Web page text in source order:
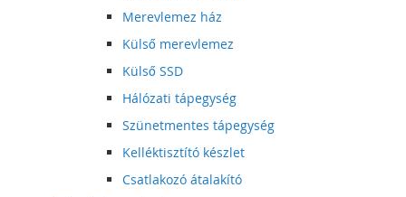
Merevlemez ház
Külső merevlemez
Külső SSD
Hálózati tápegység
Szünetmentes tápegység
Kelléktisztító készlet
Csatlakozó átalakító